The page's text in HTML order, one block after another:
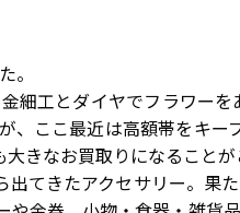
。
細工とダイヤでフラワー
、ここ最近は高額帯をキ
きなお買取りになることが
てきたアクセサリー。果